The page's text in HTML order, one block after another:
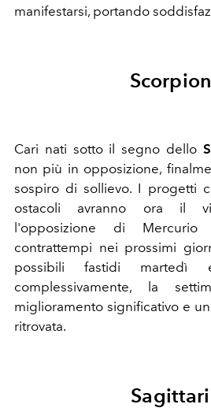
manifestarsi, portando
Cari nati sotto il segno dello
non più in opposizione,
sospiro di sollievo. I progetti
ostacoli avranno ora il
l'opposizione di Mercurio
contrattempi nei prossimi
possibili fastidi martedì
complessivamente, la
miglioramento significativo e
ritrovata.